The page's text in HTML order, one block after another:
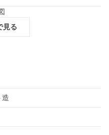
見る
造